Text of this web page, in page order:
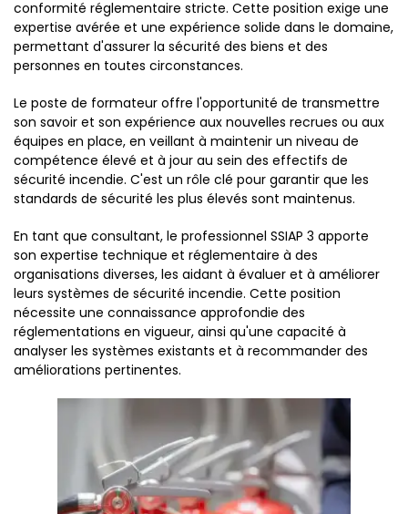
conformité réglementaire stricte. Cette position exige une
expertise avérée et une expérience solide dans le domaine,
permettant d'assurer la sécurité des biens et des
personnes en toutes circonstances.
Le poste de formateur offre l'opportunité de transmettre
son savoir et son expérience aux nouvelles recrues ou aux
équipes en place, en veillant à maintenir un niveau de
compétence élevé et à jour au sein des effectifs de
sécurité incendie. C'est un rôle clé pour garantir que les
standards de sécurité les plus élevés sont maintenus.
En tant que consultant, le professionnel SSIAP 3 apporte
son expertise technique et réglementaire à des
organisations diverses, les aidant à évaluer et à améliorer
leurs systèmes de sécurité incendie. Cette position
nécessite une connaissance approfondie des
réglementations en vigueur, ainsi qu'une capacité à
analyser les systèmes existants et à recommander des
améliorations pertinentes.